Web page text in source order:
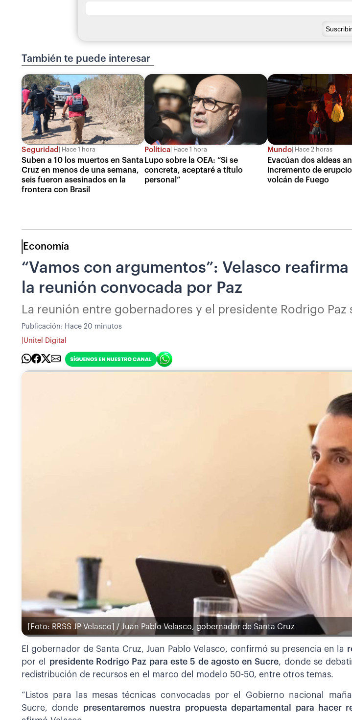
También te puede interesar
Seguridad Hace 1 hora
Suben a 10 los muertos en Santa
Cruz en menos de una semana,
seis fueron asesinados en la
frontera con Brasil
Política Hace 1 hora
Lupo sobre la OEA: “Si se
concreta, aceptaré a título
personal”
Mundo Hace 2 horas
Evacúan dos aldeas
incremento de
volcán de Fuego
Economía
“Vamos con argumentos”: Velasco
la reunión convocada por Paz
La reunión entre gobernadores y el presidente Rodrigo
Publicación: Hace 20 minutos
Unitel Digital
[Foto: RRSS JP Velasco] / Juan Pablo Velasco, gobernador de Santa Cruz
El gobernador de Santa Cruz, Juan Pablo Velasco, confirmó su presencia en la
por el presidente Rodrigo Paz para este 5 de agosto en Sucre, donde se
redistribución de recursos en el marco del modelo 50-50, entre otros temas.
“Listos para las mesas técnicas convocadas por el Gobierno nacional
Sucre, donde presentaremos nuestra propuesta departamental para hacer